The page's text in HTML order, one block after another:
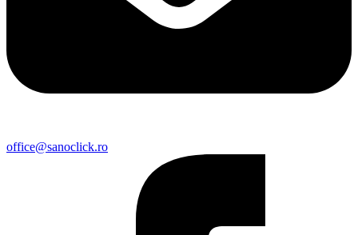
office@sanoclick.ro